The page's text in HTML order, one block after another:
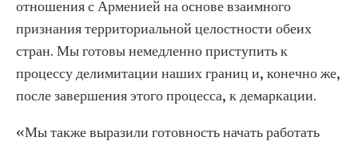
отношения с Арменией на основе взаимного
признания территориальной целостности обеих
стран. Мы готовы немедленно приступить к
процессу делимитации наших границ и, конечно же,
после завершения этого процесса, к демаркации.
«Мы также выразили готовность начать работать